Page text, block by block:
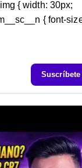
{ width: 30px;
{ font-
Suscríbete